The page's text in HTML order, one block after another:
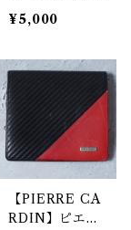
ティングレザー
コンパクトウォ
¥5,000
【PIERRE CA
RDIN】ピエー